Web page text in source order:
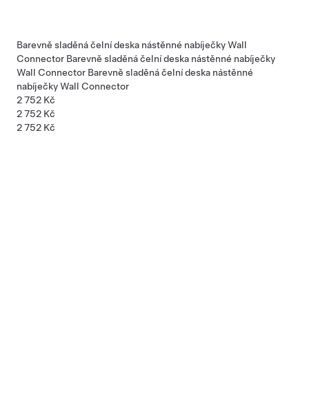
Barevně sladěná čelní deska nástěnné nabíječky Wall
Connector Barevně sladěná čelní deska nástěnné nabíječky
Wall Connector Barevně sladěná čelní deska nástěnné
nabíječky Wall Connector
2 752 Kč
2 752 Kč
2 752 Kč